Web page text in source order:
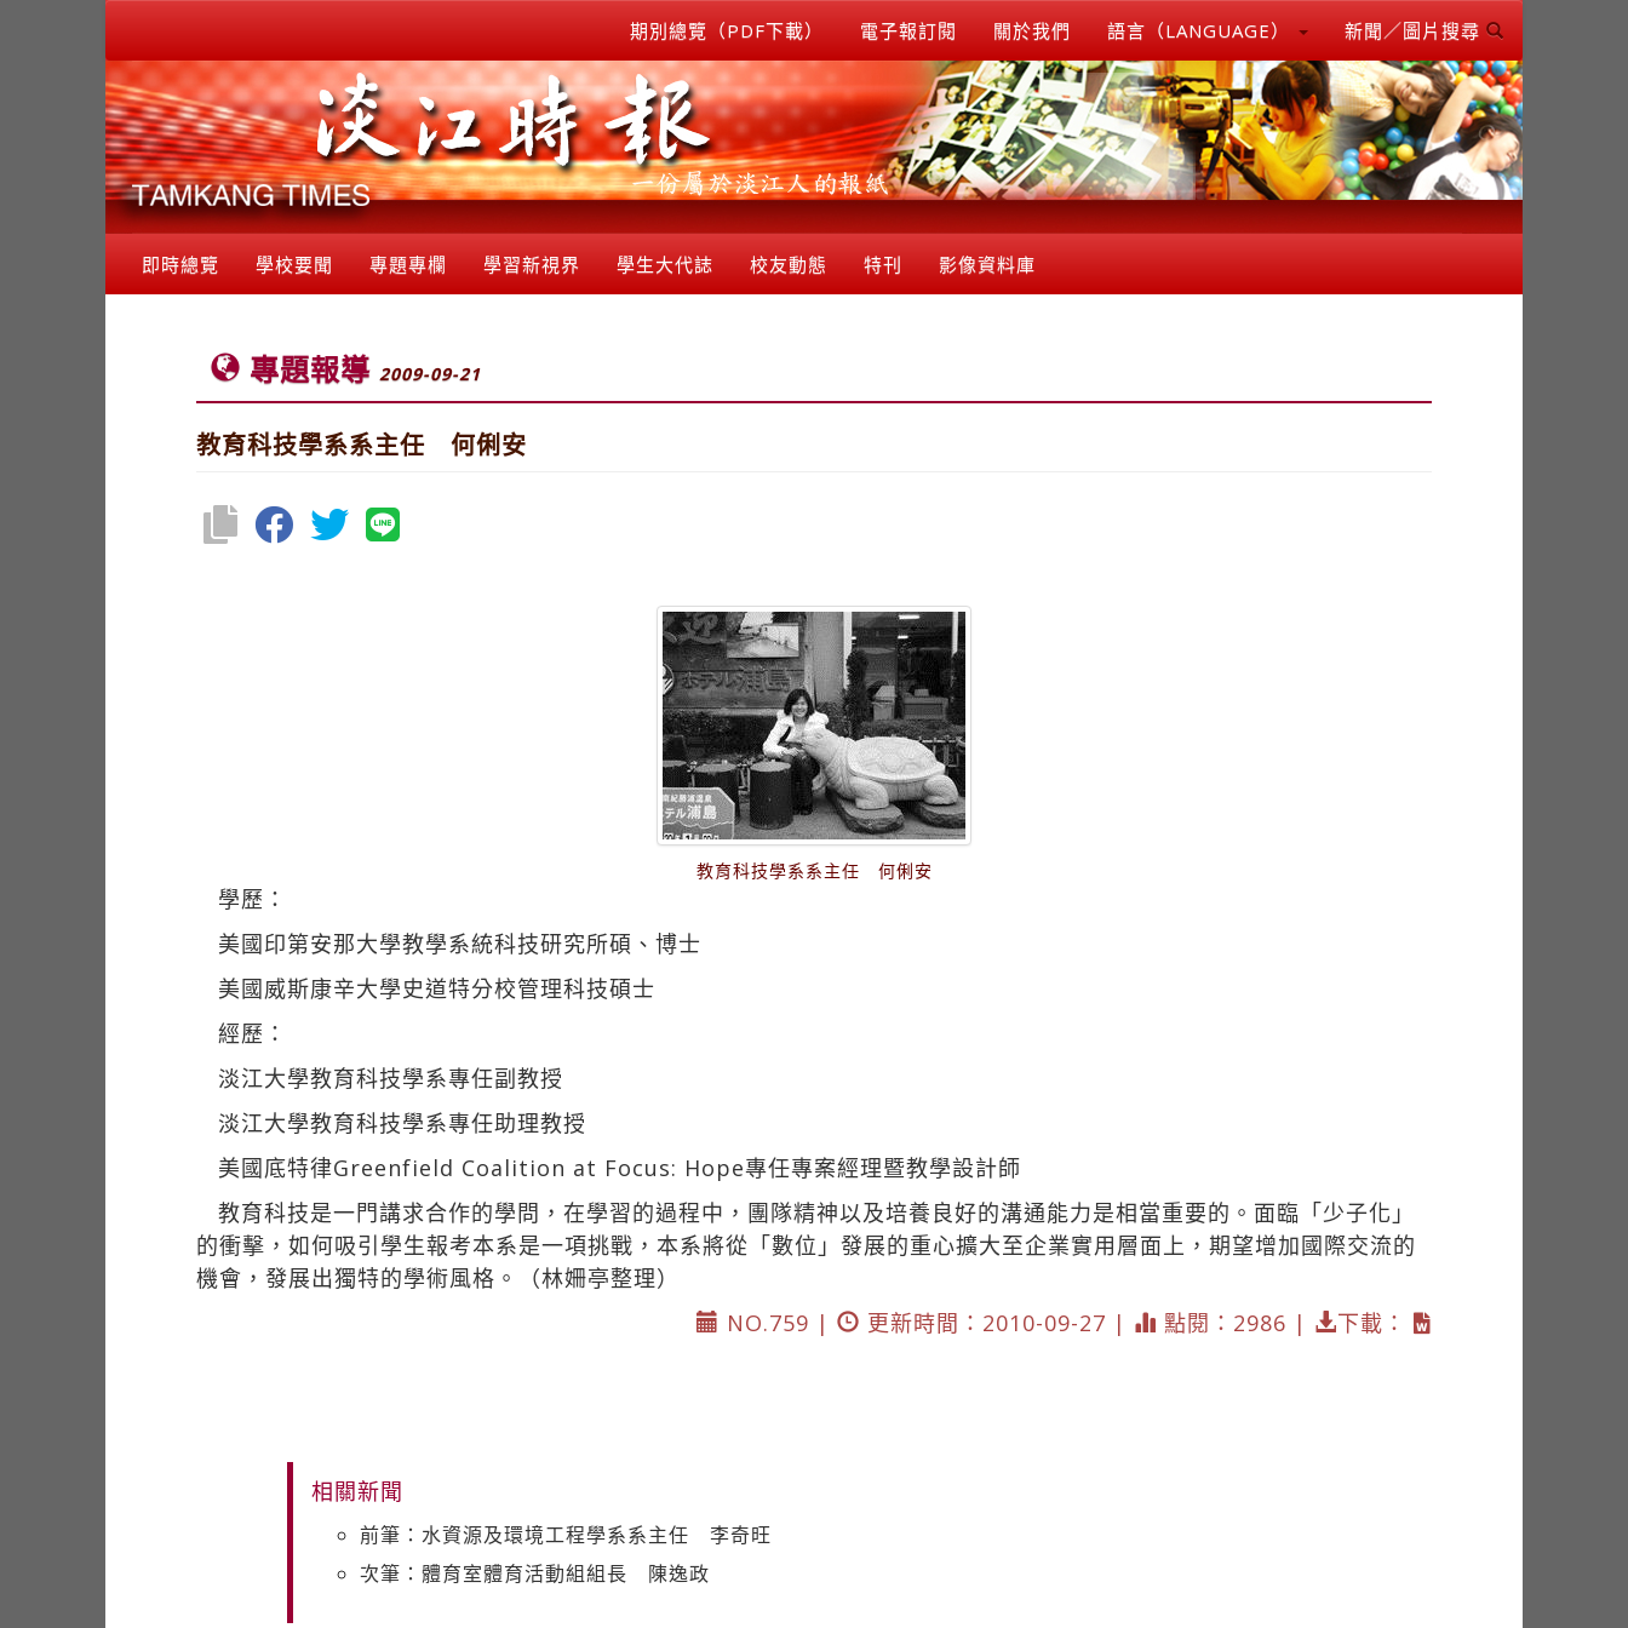
期別總覽（PDF下載） 電子報訂閱 關於我們 語言（LANGUAGE） 新聞／圖片搜尋
即時總覽 學校要聞 專題專欄 學習新視界 學生大代誌 校友動態 特刊 影像資料庫
專題報導 2009-09-21
教育科技學系系主任 何俐安
教育科技學系系主任 何俐安
學歷：
美國印第安那大學教學系統科技研究所碩、博士
美國威斯康辛大學史道特分校管理科技碩士
經歷：
淡江大學教育科技學系專任副教授
淡江大學教育科技學系專任助理教授
美國底特律Greenfield Coalition at Focus: Hope專任專案經理暨教學設計師
教育科技是一門講求合作的學問，在學習的過程中，團隊精神以及培養良好的溝通能力是相當重要的。面臨「少子化」
的衝擊，如何吸引學生報考本系是一項挑戰，本系將從「數位」發展的重心擴大至企業實用層面上，期望增加國際交流的
機會，發展出獨特的學術風格。（林姍亭整理）
NO.759 |
更新時間：2010-09-27 | 點閱：2986 | 下載：
相關新聞
前筆：水資源及環境工程學系系主任 李奇旺
次筆：體育室體育活動組組長 陳逸政